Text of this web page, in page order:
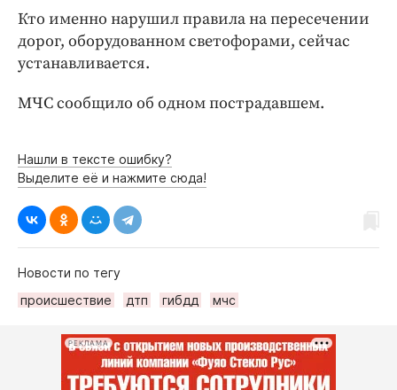
Кто именно нарушил правила на пересечении
дорог, оборудованном светофорами, сейчас
устанавливается.
МЧС сообщило об одном пострадавшем.
Нашли в тексте ошибку?
Выделите её и нажмите сюда!
Новости по тегу
происшествие
дтп гибдд мчс
РЕКЛАМА